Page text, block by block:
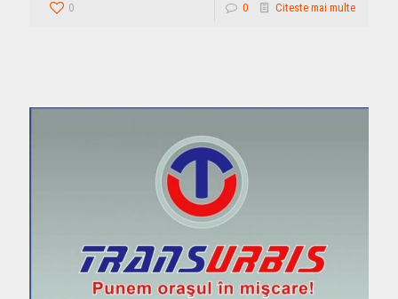
0 0 Citeste mai multe